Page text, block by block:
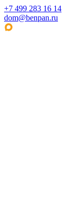
+7 499 283 16 14
dom@benpan.ru